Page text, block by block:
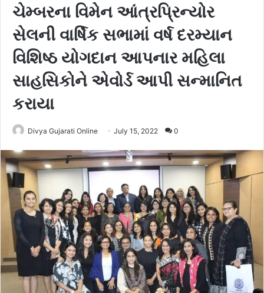
ચેમ્બરના વિમેન આંત્રપ્રિન્યોર
સેલની વાર્ષિક સભામાં વર્ષ દરમ્યાન
વિશિષ્ઠ યોગદાન આપનાર મહિલા
સાહસિકોને એવોર્ડ આપી સન્માનિત
કરાયા
Divya Gujarati Online July 15, 2022 0